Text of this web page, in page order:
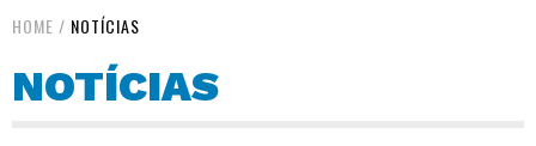
HOME / NOTÍCIAS
NOTÍCIAS